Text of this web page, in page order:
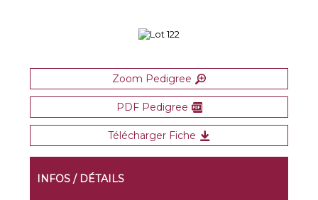
Zoom Pedigree
PDF Pedigree
Télécharger Fiche
INFOS / DÉTAILS